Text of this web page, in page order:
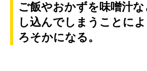
ご飯やおかずを味噌汁
し込んでしまうことに
ろそかになる。